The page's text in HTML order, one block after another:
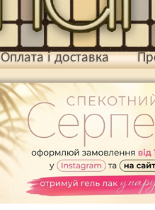
Оплата і доставка